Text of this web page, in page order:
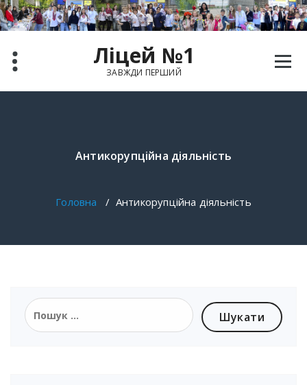
Перейти
до
вмісту
Ліцей №1
ЗАВЖДИ ПЕРШИЙ
Антикорупційна діяльність
Головна / Антикорупційна діяльність
Пошук: